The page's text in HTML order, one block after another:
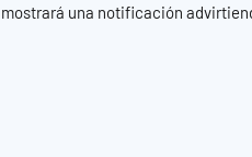
una notificación